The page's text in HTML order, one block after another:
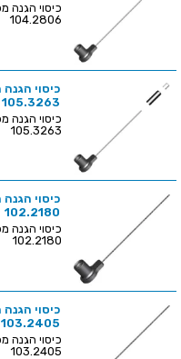
104.2806 ...
105.3263
105.3263 ...
102.2180
102.2180 ...
103.2405
103.2405 ...